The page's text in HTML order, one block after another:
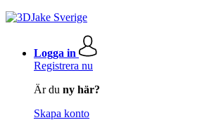
Logga in
Registrera nu
Är du ny här?
Skapa konto